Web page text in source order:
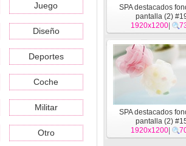
Juego
Diseño
Deportes
Coche
Militar
Otro
SPA destacados
pantalla (2)
1920x1200
SPA destacados
pantalla (2)
1920x1200